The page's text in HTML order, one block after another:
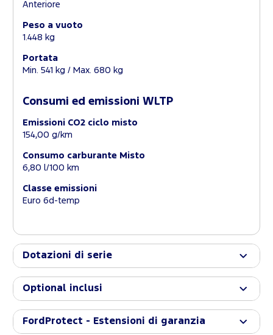
Anteriore
Peso a vuoto
1.448 kg
Portata
Min. 541 kg / Max. 680 kg
Consumi ed emissioni WLTP
Emissioni CO2 ciclo misto
154,00 g/km
Consumo carburante Misto
6,80 l/100 km
Classe emissioni
Euro 6d-temp
Dotazioni di serie
Optional inclusi
FordProtect - Estensioni di garanzia